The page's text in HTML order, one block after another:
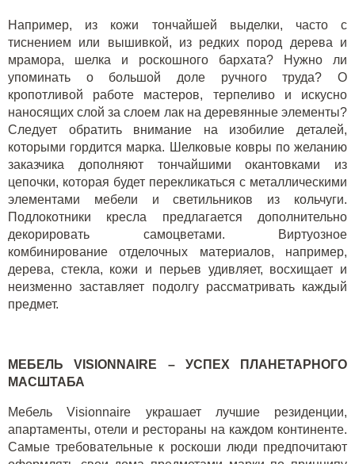
Например, из кожи тончайшей выделки, часто с
тиснением или вышивкой, из редких пород дерева и
мрамора, шелка и роскошного бархата? Нужно ли
упоминать о большой доле ручного труда? О
кропотливой работе мастеров, терпеливо и искусно
наносящих слой за слоем лак на деревянные элементы?
Следует обратить внимание на изобилие деталей,
которыми гордится марка. Шелковые ковры по желанию
заказчика дополняют тончайшими окантовками из
цепочки, которая будет перекликаться с металлическими
элементами мебели и светильников из кольчуги.
Подлокотники кресла предлагается дополнительно
декорировать самоцветами. Виртуозное
комбинирование отделочных материалов, например,
дерева, стекла, кожи и перьев удивляет, восхищает и
неизменно заставляет подолгу рассматривать каждый
предмет.
МЕБЕЛЬ VISIONNAIRE – УСПЕХ ПЛАНЕТАРНОГО
МАСШТАБА
Мебель Visionnaire украшает лучшие резиденции,
апартаменты, отели и рестораны на каждом континенте.
Самые требовательные к роскоши люди предпочитают